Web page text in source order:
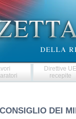
Direttive
recepite
DEI